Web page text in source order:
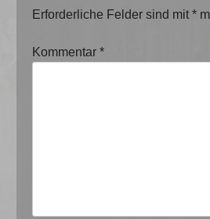
Erforderliche Felder sind mit*
Kommentar*